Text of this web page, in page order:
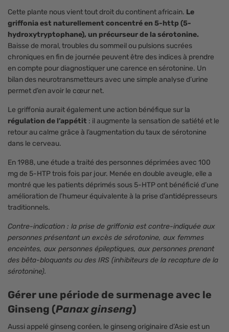
Cette plante nous vient tout droit du continent africain. Le
griffonia est naturellement concentré en 5-http (5-
hydroxytryptophane), un précurseur de la sérotonine.
Baisse de moral, troubles du sommeil ou pulsions sucrées
chroniques en fin de journée peuvent être des indices à prendre
en compte pour diagnostiquer une carence en sérotonine. Un
bilan des neurotransmetteurs avec une simple analyse d’urine
permet d’en avoir le cœur net.
Le griffonia aurait également une action bénéfique sur la
régulation de l’appétit : il augmente la sensation de satiété et le
retour au calme grâce à l’augmentation du taux de sérotonine
dans le cerveau.
En 1988, une étude a traité des personnes déprimées avec 100
mg de 5-HTP trois fois par jour. Menée en double aveugle, elle a
montré que les patients déprimés sous 5-HTP ont bénéficié d’une
amélioration de l’humeur équivalente à la prise d’antidépresseurs
traditionnels.
Contre-indication : la prise de griffonia est contre-indiquée aux
personnes présentant un excès de sérotonine, aux femmes
enceintes, aux personnes épileptiques, aux personnes prenant
des bêta-bloquants ou des IRS (inhibiteurs de la recapture de la
sérotonine).
Gérer une période de surmenage avec le
Ginseng (Panax ginseng)
Aussi appelé ginseng coréen, le ginseng originaire d’Asie est un